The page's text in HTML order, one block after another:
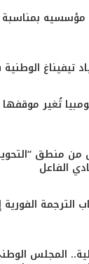
تيفيناغ
تُغير
من منطق
الفاعل
الفورية
المجلس